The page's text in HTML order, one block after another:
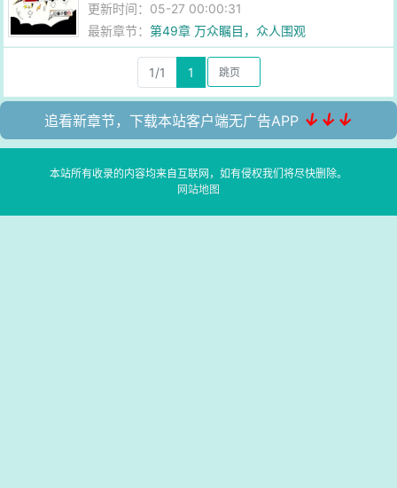
更新时间：05-27 00:00:31
最新章节：第49章 万众瞩目，众人围观
1/1 1
追看新章节，下载本站客户端无广告APP ↓↓↓
本站所有收录的内容均来自互联网，如有侵权我们将尽快删除。
网站地图